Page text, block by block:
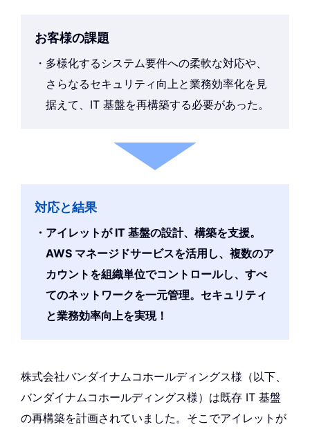
お客様の課題
多様化するシステム要件への柔軟な対応や、
さらなるセキュリティ向上と業務効率化を見
据えて、IT 基盤を再構築する必要があった。
対応と結果
アイレットが IT 基盤の設計、構築を支援。
AWS マネージドサービスを活用し、複数のア
カウントを組織単位でコントロールし、すべ
てのネットワークを一元管理。セキュリティ
と業務効率向上を実現！
株式会社バンダイナムコホールディングス様（以下、
バンダイナムコホールディングス様）は既存 IT 基盤
の再構築を計画されていました。そこでアイレットが